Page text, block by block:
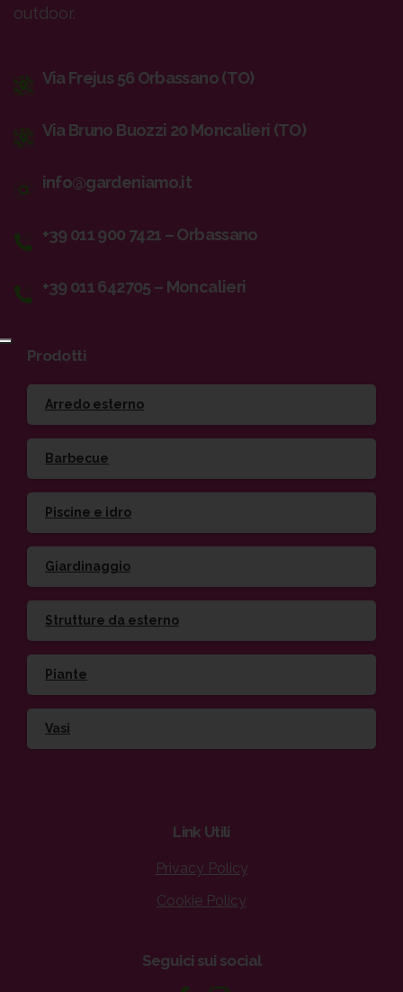
outdoor.
Via Frejus 56 Orbassano (TO)
Via Bruno Buozzi 20 Moncalieri (TO)
info@gardeniamo.it
+39 011 900 7421 – Orbassano
+39 011 642705 – Moncalieri
Prodotti
Arredo esterno
Barbecue
Piscine e idro
Giardinaggio
Strutture da esterno
Piante
Vasi
Link Utili
Privacy Policy
Cookie Policy
Seguici sui social